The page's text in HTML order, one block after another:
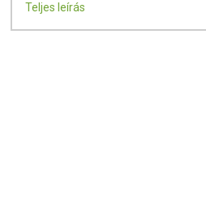
Teljes leírás